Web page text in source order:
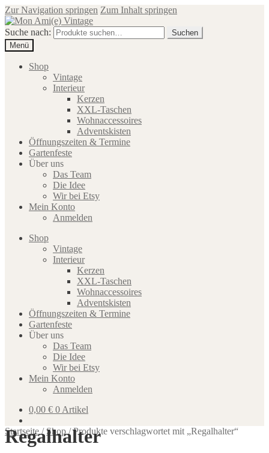
Zur Navigation springen Zum Inhalt springen
Suche nach:
Suchen
Menü
Shop
Vintage
Interieur
Kerzen
XXL-Taschen
Wohnaccessoires
Adventskisten
Öffnungszeiten & Termine
Gartenfeste
Über uns
Das Team
Die Idee
Wir bei Etsy
Mein Konto
Anmelden
Shop
Vintage
Interieur
Kerzen
XXL-Taschen
Wohnaccessoires
Adventskisten
Öffnungszeiten & Termine
Gartenfeste
Über uns
Das Team
Die Idee
Wir bei Etsy
Mein Konto
Anmelden
0,00 € 0 Artikel
Startseite /Shop /Produkte verschlagwortet mit „Regalhalter“
Regalhalter